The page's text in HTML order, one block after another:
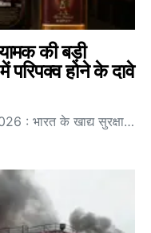
की बड़ी
परिपक्व होने के दावे
: भारत के खाद्य सुरक्षा…